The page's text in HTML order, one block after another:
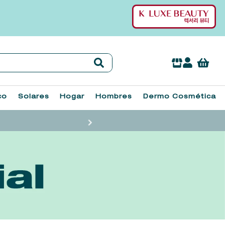
Solares Hogar Hombres Dermo Cosmética